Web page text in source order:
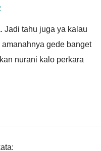
Jadi tahu juga ya kalau
gede banget
nurani kalo perkara